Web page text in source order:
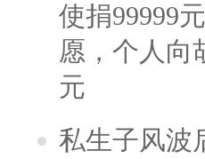
使捐99999
愿，个人向
元
私生子风波